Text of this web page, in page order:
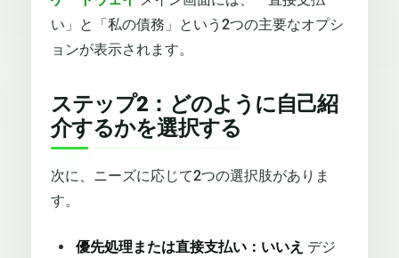
い」と「私の債務」という2つの主要なオプシ
ョンが表示されます。
ステップ2：どのように自己紹
介するかを選択する
次に、ニーズに応じて2つの選択肢がありま
す。
優先処理または直接支払い：いいえ デジ